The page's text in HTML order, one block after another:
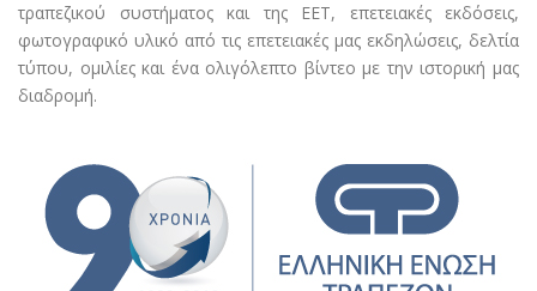
τραπεζικού συστήματος και της ΕΕΤ, επετειακές εκδόσεις,
φωτογραφικό υλικό από τις επετειακές μας εκδηλώσεις, δελτία
τύπου, ομιλίες και ένα ολιγόλεπτο βίντεο με την ιστορική μας
διαδρομή.